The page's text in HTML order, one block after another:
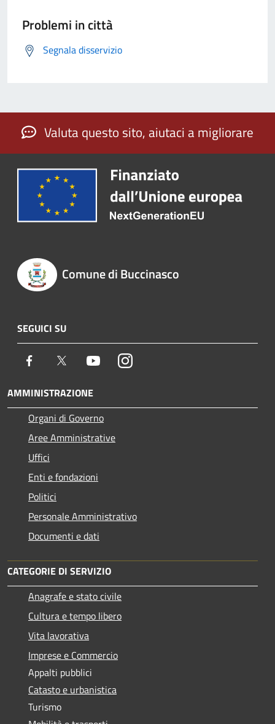
Problemi in città
Segnala disservizio
Valuta questo sito, aiutaci a migliorare
Comune di Buccinasco
SEGUICI SU
Facebook Twitter YoutubeInstagram
AMMINISTRAZIONE
Organi di Governo
Aree Amministrative
Uffici
Enti e fondazioni
Politici
Personale Amministrativo
Documenti e dati
CATEGORIE DI SERVIZIO
Anagrafe e stato civile
Cultura e tempo libero
Vita lavorativa
Imprese e Commercio
Appalti pubblici
Catasto e urbanistica
Turismo